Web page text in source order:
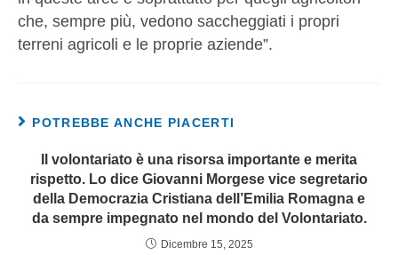
che, sempre più, vedono saccheggiati i propri
terreni agricoli e le proprie aziende”.
POTREBBE ANCHE PIACERTI
Il volontariato è una risorsa importante e merita
rispetto. Lo dice Giovanni Morgese vice segretario
della Democrazia Cristiana dell’Emilia Romagna e
da sempre impegnato nel mondo del Volontariato.
Dicembre 15, 2025